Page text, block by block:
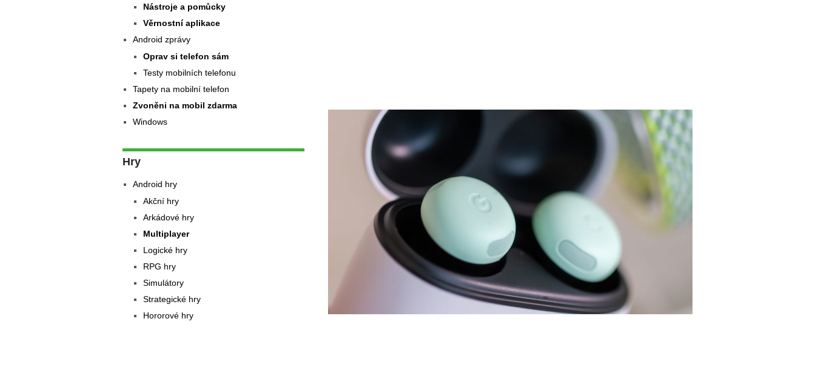
Nástroje a pomůcky
Věrnostní aplikace
Android zprávy
Oprav si telefon sám
Testy mobilních telefonu
Tapety na mobilní telefon
Zvoněni na mobil zdarma
Windows
Hry
Android hry
Akční hry
Arkádové hry
Multiplayer
Logické hry
RPG hry
Simulátory
Strategické hry
Hororové hry